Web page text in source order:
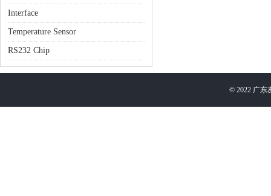
Interface
Temperature Sensor
RS232 Chip
© 2022 广东